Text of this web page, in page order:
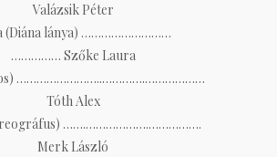
Valázsik Péter
(Diána lánya) ………………………
…………… Szőke Laura
……………………..………….………………
Tóth Alex
…….……………….…………….
Merk László